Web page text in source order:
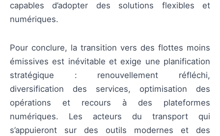
capables d’adopter des solutions flexibles et
numériques.
Pour conclure, la transition vers des flottes moins
émissives est inévitable et exige une planification
stratégique : renouvellement réfléchi,
diversification des services, optimisation des
opérations et recours à des plateformes
numériques. Les acteurs du transport qui
s’appuieront sur des outils modernes et des